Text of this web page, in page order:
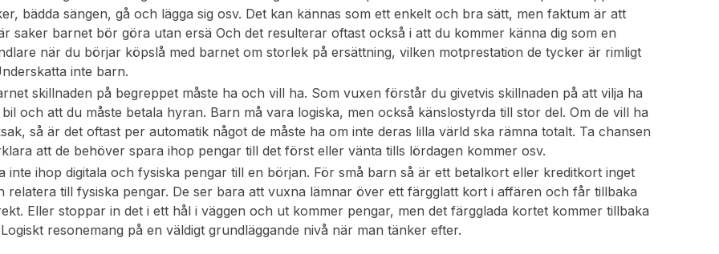
bädda sängen, gå och lägga sig osv. Det kan kännas som ett enkelt och bra sätt, men faktum är att
saker barnet bör göra utan ersä Och det resulterar oftast också i att du kommer känna dig som en
när du börjar köpslå med barnet om storlek på ersättning, vilken motprestation de tycker är rimligt
inte barn.
skillnaden på begreppet måste ha och vill ha. Som vuxen förstår du givetvis skillnaden på att vilja ha
och att du måste betala hyran. Barn må vara logiska, men också känslostyrda till stor del. Om de vill ha
så är det oftast per automatik något de måste ha om inte deras lilla värld ska rämna totalt. Ta chansen
att de behöver spara ihop pengar till det först eller vänta tills lördagen kommer osv.
inte ihop digitala och fysiska pengar till en början. För små barn så är ett betalkort eller kreditkort inget
relatera till fysiska pengar. De ser bara att vuxna lämnar över ett färgglatt kort i affären och får tillbaka
Eller stoppar in det i ett hål i väggen och ut kommer pengar, men det färgglada kortet kommer tillbaka
resonemang på en väldigt grundläggande nivå när man tänker efter.